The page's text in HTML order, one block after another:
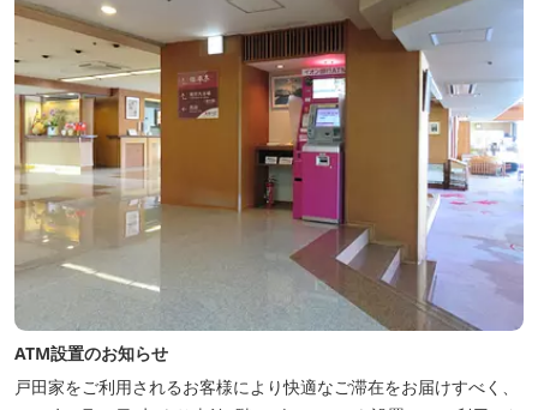
ATM設置のお知らせ
戸田家をご利用されるお客様により快適なご滞在をお届けすべく、